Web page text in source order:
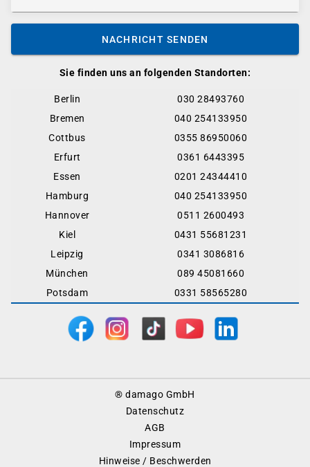
Sie finden uns an folgenden Standorten:
Berlin
030 28493760
Bremen
040 254133950
Cottbus
0355 86950060
Erfurt
0361 6443395
Essen
0201 24344410
Hamburg
040 254133950
Hannover
0511 2600493
Kiel
0431 55681231
Leipzig
0341 3086816
München
089 45081660
Potsdam
0331 58565280
NACHRICHT SENDEN
® damago GmbH
Datenschutz
AGB
Impressum
Hinweise / Beschwerden